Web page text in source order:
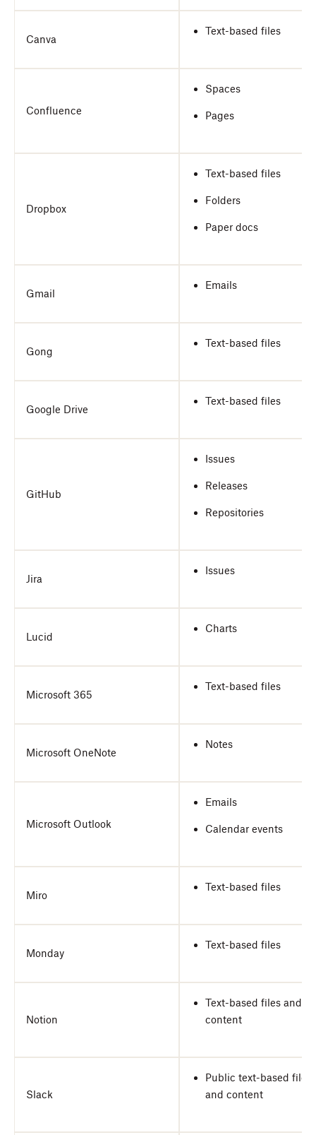
Canva
Text-based files
Confluence
Spaces
Pages
Dropbox
Text-based files
Folders
Paper docs
Gmail
Emails
Gong
Text-based files
Google Drive
Text-based files
GitHub
Issues
Releases
Repositories
Jira
Issues
Lucid
Charts
Microsoft 365
Text-based files
Microsoft OneNote
Notes
Microsoft Outlook
Emails
Calendar events
Miro
Text-based files
Monday
Text-based files
Notion
Text-based files and
content
Slack
Public text-based files
and content